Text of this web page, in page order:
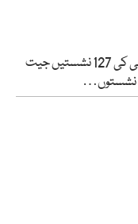
لاہور: پاکستان مسلم لیگ (ن) پنجاب اسمبلی کی 127 نشستیں جیت